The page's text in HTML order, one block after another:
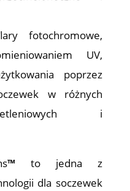
fotochromowe,
UV,
poprzez
w różnych
i
™ to jedna z
dla soczewek